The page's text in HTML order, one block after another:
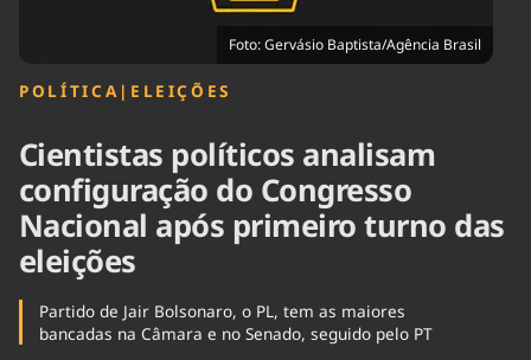
Foto: Gervásio Baptista/Agência Brasil
POLÍTICA | ELEIÇÕES
Cientistas políticos analisam
configuração do Congresso
Nacional após primeiro turno das
eleições
Partido de Jair Bolsonaro, o PL, tem as maiores
bancadas na Câmara e no Senado, seguido pelo PT